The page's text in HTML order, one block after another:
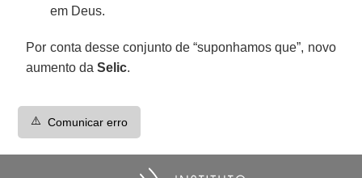
em Deus.
Por conta desse conjunto de “suponhamos que”, novo
aumento daSelic.
⚠️ Comunicar erro